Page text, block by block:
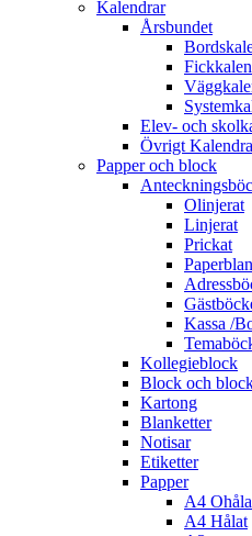
Kalendrar
Årsbundet
Elev- och
Övrigt
Papper och block
Olinjerat
Linjerat
Prickat
Kassa /
Kollegieblock
Block och
Kartong
Blanketter
Notisar
Etiketter
Papper
A4
A4 Hålat